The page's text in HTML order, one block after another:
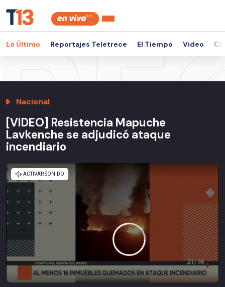
Lo Último Reportajes Teletrece El Tiempo Video
Nacional
[VIDEO] Resistencia Mapuche
Lavkenche se adjudicó ataque
incendiario